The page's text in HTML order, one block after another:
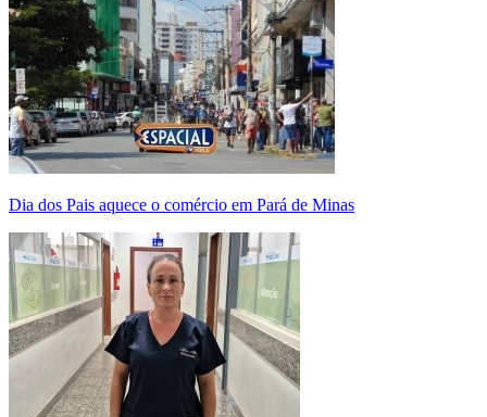
Dia dos Pais aquece o comércio em Pará de Minas